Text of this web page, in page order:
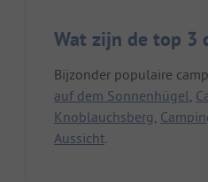
Wat zijn de top 3
Bijzonder populaire
auf dem Sonnenhügel
Knoblauchsberg
Aussicht